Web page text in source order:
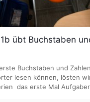
übt Buchstaben
Buchstaben und
lesen können, lösten
das erste Mal